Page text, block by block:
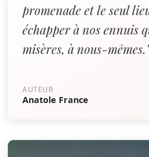
promenade et le seul
échapper à nos ennuis
misères, à nous-
AUTEUR
Anatole France